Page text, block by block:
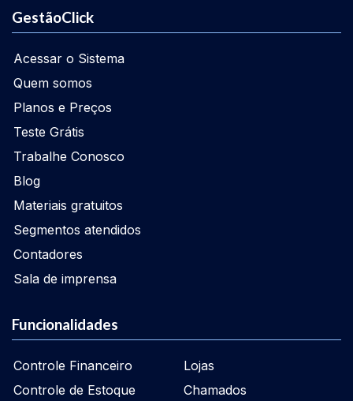
GestãoClick
Acessar o Sistema
Quem somos
Planos e Preços
Teste Grátis
Trabalhe Conosco
Blog
Materiais gratuitos
Segmentos atendidos
Contadores
Sala de imprensa
Funcionalidades
Controle Financeiro
Controle de Estoque
Lojas
Chamados